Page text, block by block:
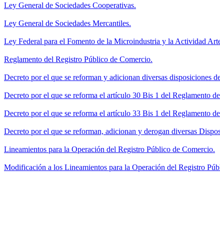
Ley General de Sociedades Cooperativas.
Ley General de Sociedades Mercantiles.
Ley Federal para el Fomento de la Microindustria y la Actividad
Reglamento del Registro Público de Comercio.
Decreto por el que se reforman y adicionan diversas disposiciones
Decreto por el que se reforma el artículo 30 Bis 1 del Reglamento
Decreto por el que se reforma el artículo 33 Bis 1 del Reglamento
Decreto por el que se reforman, adicionan y derogan diversas
Lineamientos para la Operación del Registro Público de Comercio.
Modificación a los Lineamientos para la Operación del Registro